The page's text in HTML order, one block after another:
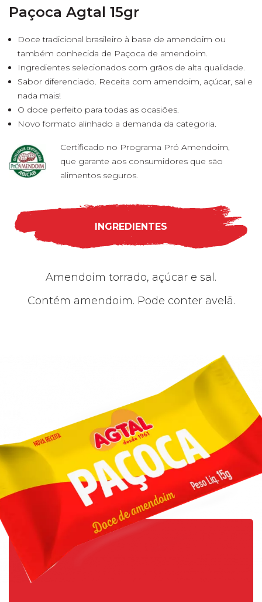
Paçoca Agtal 15gr
Doce tradicional brasileiro à base de amendoim ou
também conhecida de Paçoca de amendoim.
Ingredientes selecionados com grãos de alta qualidade.
Sabor diferenciado. Receita com amendoim, açúcar, sal e
nada mais!
O doce perfeito para todas as ocasiões.
Novo formato alinhado a demanda da categoria.
Certificado no Programa Pró Amendoim,
que garante aos consumidores que são
alimentos seguros.
INGREDIENTES
Amendoim torrado, açúcar e sal.
Contém amendoim. Pode conter avelã.